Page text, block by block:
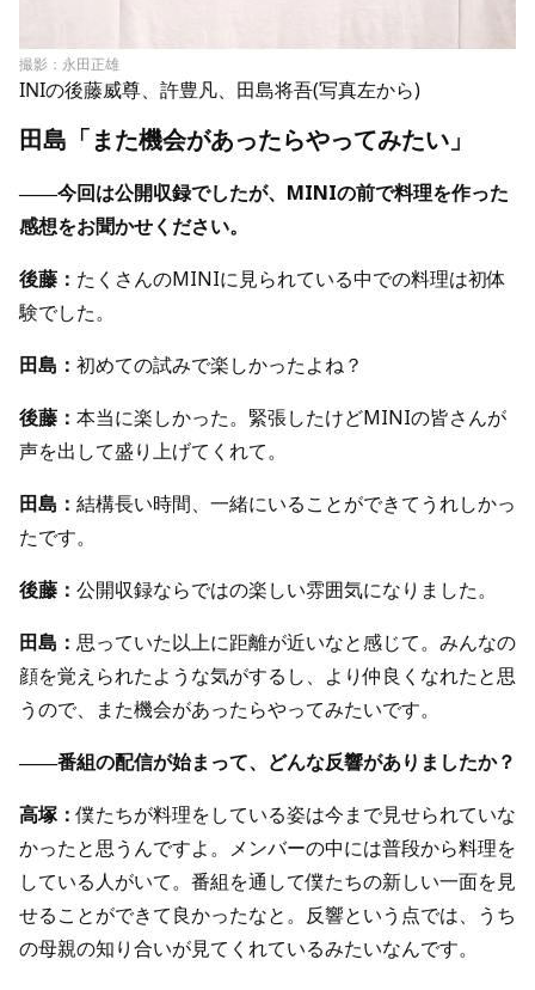
撮影：永田正雄
INIの後藤威尊、許豊凡、田島将吾(写真左から)
田島「また機会があったらやってみたい」
――今回は公開収録でしたが、MINIの前で料理を作った
感想をお聞かせください。
後藤： たくさんのMINIに見られている中での料理は初体
験でした。
田島： 初めての試みで楽しかったよね？
後藤： 本当に楽しかった。緊張したけどMINIの皆さんが
声を出して盛り上げてくれて。
田島： 結構長い時間、一緒にいることができてうれしかっ
たです。
後藤： 公開収録ならではの楽しい雰囲気になりました。
田島： 思っていた以上に距離が近いなと感じて。みんなの
顔を覚えられたような気がするし、より仲良くなれたと思
うので、また機会があったらやってみたいです。
――番組の配信が始まって、どんな反響がありましたか？
高塚：僕たちが料理をしている姿は今まで見せられていな
かったと思うんですよ。メンバーの中には普段から料理を
している人がいて。番組を通して僕たちの新しい一面を見
せることができて良かったなと。反響という点では、うち
の母親の知り合いが見てくれているみたいなんです。